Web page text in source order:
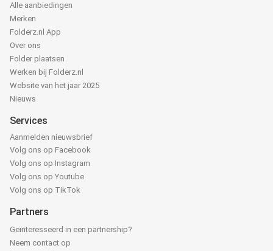
Alle aanbiedingen
Merken
Folderz.nl App
Over ons
Folder plaatsen
Werken bij Folderz.nl
Website van het jaar 2025
Nieuws
Services
Aanmelden nieuwsbrief
Volg ons op Facebook
Volg ons op Instagram
Volg ons op Youtube
Volg ons op TikTok
Partners
Geïnteresseerd in een partnership?
Neem contact op